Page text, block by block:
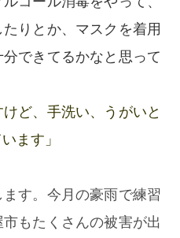
りとか、マスクを着用
できてるかなと思って
ど、手洗い、うがいと
ます」
す。今月の豪雨で練習
もたくさんの被害が出